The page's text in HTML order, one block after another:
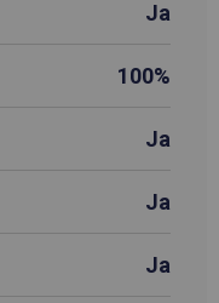
Ja
100%
Ja
Ja
Ja